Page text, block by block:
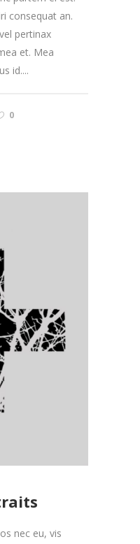
consequat an.
pertinax
et. Mea
id....
0
nec eu, vis